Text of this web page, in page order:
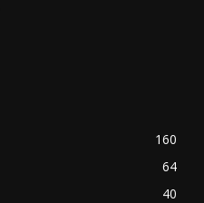
160
64
40